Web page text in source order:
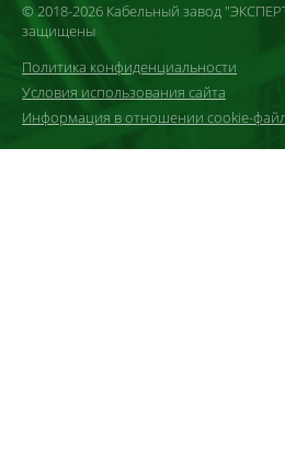
© 2018-2026 Кабельный завод
защищены
Политика конфиденциальности
Условия использования сайта
Информация в отношении cookie-